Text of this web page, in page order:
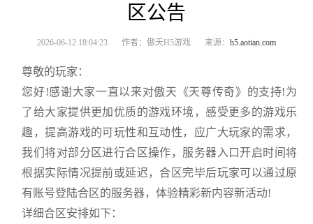
区公告
2026-06-12 18:04:23 作者：傲天H5游戏 来源： h5.aotian.com
尊敬的玩家：
您好!感谢大家一直以来对傲天《天尊传奇》的支持!为
了给大家提供更加优质的游戏环境，感受更多的游戏乐
趣，提高游戏的可玩性和互动性，应广大玩家的需求，
我们将对部分区进行合区操作，服务器入口开启时间将
根据实际情况提前或延迟，合区完毕后玩家可以通过原
有账号登陆合区的服务器，体验精彩新内容新活动!
详细合区安排如下：